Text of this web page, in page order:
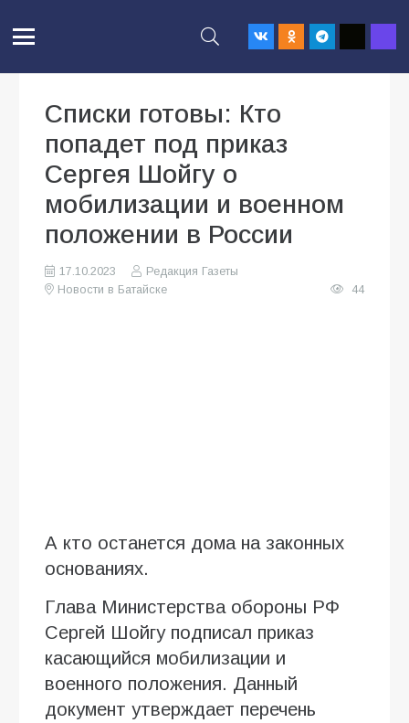
Списки готовы: Кто
попадет под приказ
Сергея Шойгу о
мобилизации и военном
положении в России
17.10.2023
Редакция Газеты
Новости в Батайске
44
А кто останется дома на законных
основаниях.
Глава Министерства обороны РФ
Сергей Шойгу подписал приказ
касающийся мобилизации и
военного положения. Данный
документ утверждает перечень